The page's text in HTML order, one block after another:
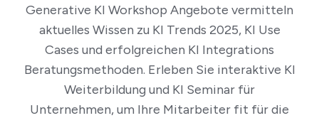
Generative KI Workshop Angebote vermitteln
aktuelles Wissen zu KI Trends 2025, KI Use
Cases und erfolgreichen KI Integrations
Beratungsmethoden. Erleben Sie interaktive KI
Weiterbildung und KI Seminar für
Unternehmen, um Ihre Mitarbeiter fit für die